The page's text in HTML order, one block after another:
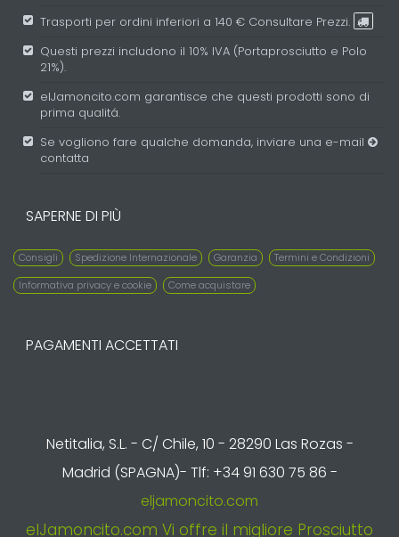
Trasporti per ordini inferiori a 140 € Consultare Prezzi.
Questi prezzi includono il 10% IVA (Portaprosciutto e Polo
21%).
elJamoncito.com garantisce che questi prodotti sono di
prima qualitá.
Se vogliono fare qualche domanda, inviare una e-mail
contatta
SAPERNE DI PIÙ
Consigli Spedizione Internazionale Garanzia
Termini e Condizioni
Informativa privacy e cookie
Come acquistare
PAGAMENTI ACCETTATI
Netitalia, S.L. - C/ Chile, 10 - 28290 Las Rozas -
Madrid (SPAGNA)- Tlf: +34 91 630 75 86 -
eljamoncito.com
elJamoncito.com Vi offre il migliore Prosciutto